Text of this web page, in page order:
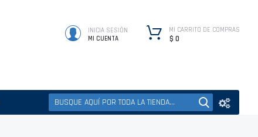
INICIA SESIÓN
MI CUENTA
MI CARRITO DE COMPRAS
$ 0